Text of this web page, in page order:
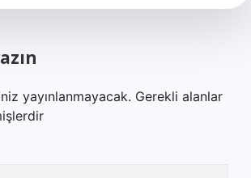
yayınlanmayacak. Gerekli alanlar